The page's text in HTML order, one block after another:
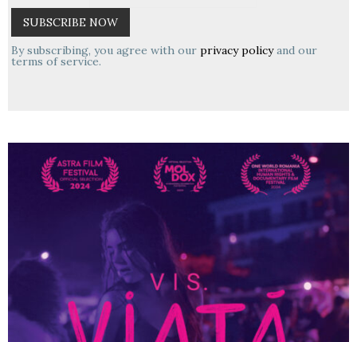
By subscribing, you agree with our privacy policyand our
terms of service.